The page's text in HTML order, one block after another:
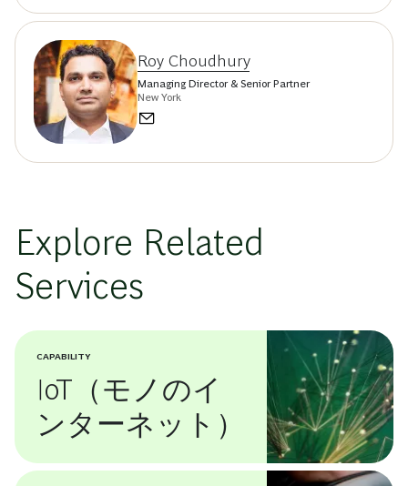
Roy Choudhury
Managing Director & Senior Partner
New York
Explore Related
Services
CAPABILITY
IoT（モノのイ
ンターネット）